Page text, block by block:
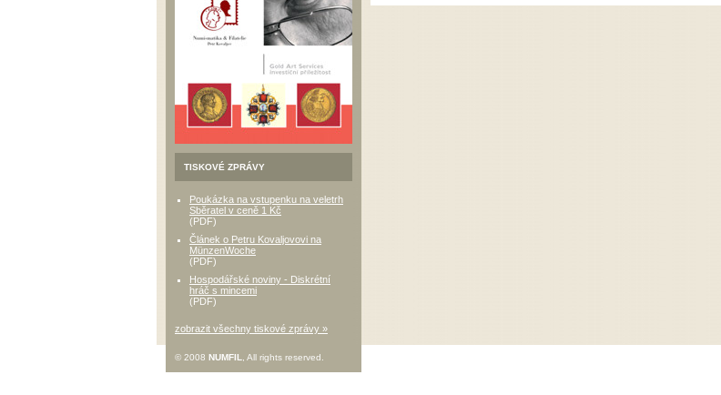
TISKOVÉ ZPRÁVY
Poukázka na vstupenku na veletrh
Sběratel v ceně 1 Kč
(PDF)
Článek o Petru Kovaljovovi na
MünzenWoche
(PDF)
Hospodářské noviny - Diskrétní
hráč s mincemi
(PDF)
zobrazit všechny tiskové zprávy »
© 2008 NUMFIL , All rights reserved.